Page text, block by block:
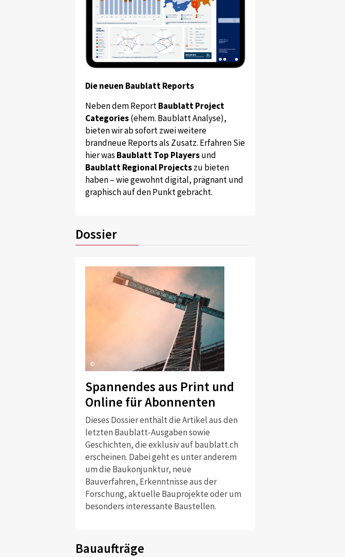
Die neuen Baublatt Reports
Neben dem ReportBaublatt Project
Categories(ehem. Baublatt Analyse),
bieten wir ab sofort zwei weitere
brandneue Reports als Zusatz. Erfahren Sie
hier was Baublatt Top Playersund
Baublatt Regional Projectszu bieten
haben – wie gewohnt digital, prägnant und
graphisch auf den Punkt gebracht.
Dossier
©
Spannendes aus Print und
Online für Abonnenten
Dieses Dossier enthält die Artikel aus den
letzten Baublatt-Ausgaben sowie
Geschichten, die exklusiv auf baublatt.ch
erscheinen. Dabei geht es unter anderem
um die Baukonjunktur, neue
Bauverfahren, Erkenntnisse aus der
Forschung, aktuelle Bauprojekte oder um
besonders interessante Baustellen.
Bauaufträge